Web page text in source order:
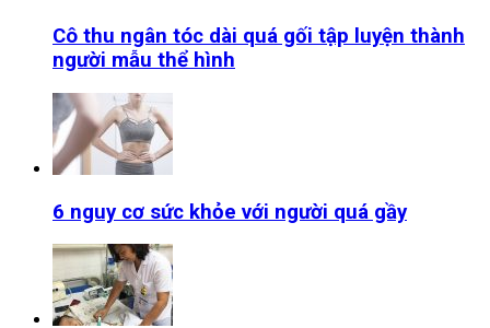
Cô thu ngân tóc dài quá gối tập luyện thành
người mẫu thể hình
6 nguy cơ sức khỏe với người quá gầy